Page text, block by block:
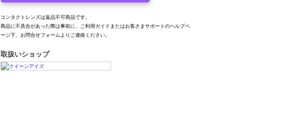
コンタクトレンズは返品不可商品です。
商品に不具合があった際は事前に、ご利用ガイドまたはお客さまサポートのヘルプペ
ージ下、お問合せフォームよりご連絡ください。
取扱いショップ